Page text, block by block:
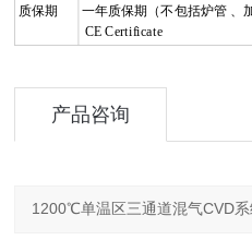
质保期
一年质保期（不包括炉管 、
CE Certificate
产品咨询